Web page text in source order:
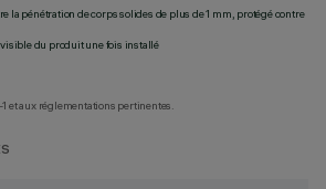
la pénétration de corps solides de plus de 1 mm, protégé contre
du produit une fois installé
et aux réglementations pertinentes.